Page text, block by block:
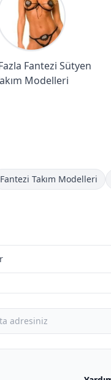
Fantezi Sütyen
Modelleri
Fantezi Takım Modelleri